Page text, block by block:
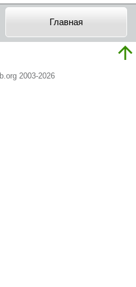
Главная
2003-2026